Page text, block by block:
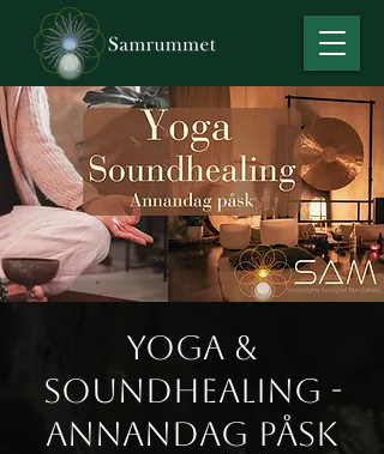
Yoga &
Soundhealing -
annandag påsk